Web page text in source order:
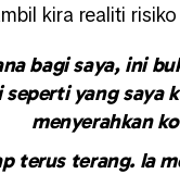
kira realiti
bagi saya, ini
seperti yang saya
menyerahkan
terus terang. Ia